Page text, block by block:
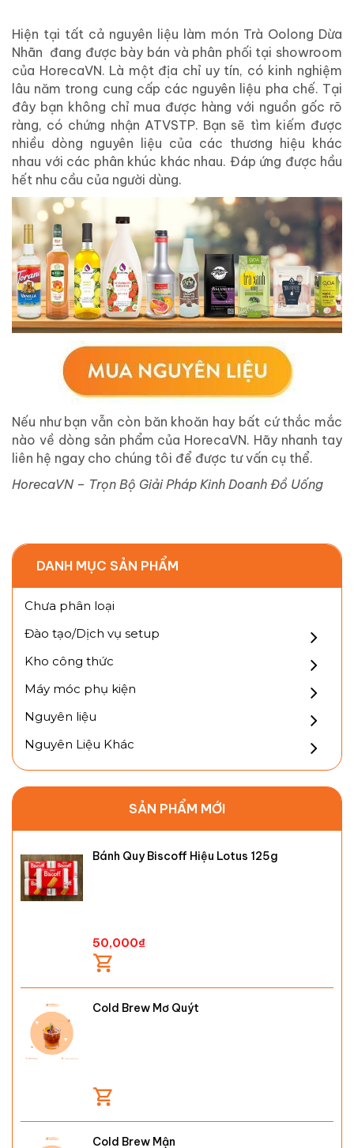
Hiện tại tất cả nguyên liệu làm món Trà Oolong Dừa
Nhãn đang được bày bán và phân phối tại showroom
của HorecaVN. Là một địa chỉ uy tín, có kinh nghiệm
lâu năm trong cung cấp các nguyên liệu pha chế. Tại
đây bạn không chỉ mua được hàng với nguồn gốc rõ
ràng, có chứng nhận ATVSTP. Bạn sẽ tìm kiếm được
nhiều dòng nguyên liệu của các thương hiệu khác
nhau với các phân khúc khác nhau. Đáp ứng được hầu
hết nhu cầu của người dùng.
Nếu như bạn vẫn còn băn khoăn hay bất cứ thắc mắc
nào về dòng sản phẩm của HorecaVN. Hãy nhanh tay
liên hệ ngay cho chúng tôi để được tư vấn cụ thể.
HorecaVN – Trọn Bộ Giải Pháp Kinh Doanh Đồ Uống
DANH MỤC SẢN PHẨM
Chưa phân loại
Đào tạo/Dịch vụ setup
Kho công thức
Máy móc phụ kiện
Nguyên liệu
Nguyên Liệu Khác
SẢN PHẨM MỚI
Bánh Quy Biscoff Hiệu Lotus 125g
50,000₫
Cold Brew Mơ Quýt
Cold Brew Mận